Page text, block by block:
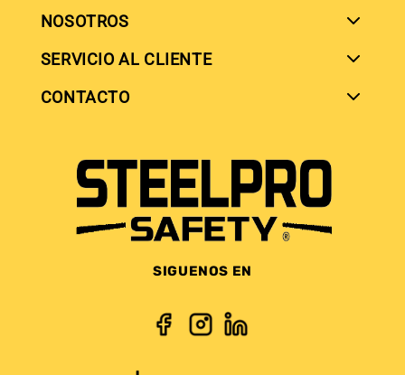
SIGUENOS EN
CONTACTO
SERVICIO AL CLIENTE
NOSOTROS
SIGUENOS EN